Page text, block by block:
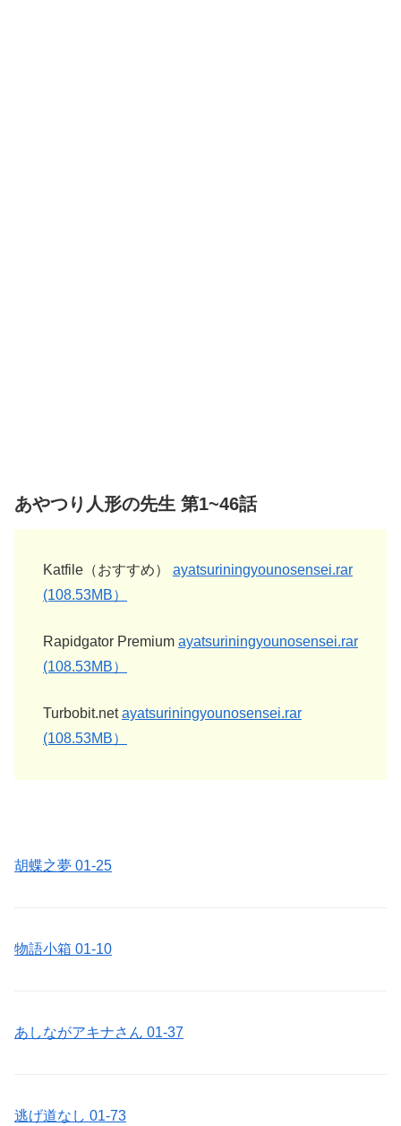
あやつり人形の先生 第1~46話
Katfile（おすすめ）
ayatsuriningyounosensei.rar
(108.53MB）
Rapidgator Premium ayatsuriningyounosensei.rar
(108.53MB）
Turbobit.net ayatsuriningyounosensei.rar
(108.53MB）
胡蝶之夢 01-25
物語小箱 01-10
あしながアキナさん 01-37
逃げ道なし 01-73